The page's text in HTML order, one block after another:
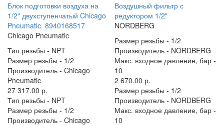
Блок подготовки воздуха на
1/2" двухступенчатый Chicago
Pneumatic. 8940168517
Chicago Pneumatic
Тип резьбы - NPT
Размер резьбы - 1/2
Производитель - Chicago
Pneumatic
27 317.00 р.
Тип резьбы - NPT
Размер резьбы - 1/2
Производитель - Chicago
Воздушный фильтр с
редуктором 1/2"
NORDBERG
Размер резьбы - 1/2
Производитель - NORDBERG
Макс. входное давление, бар -
10
2 670.00 р.
Размер резьбы - 1/2
Производитель - NORDBERG
Макс. входное давление, бар -
10